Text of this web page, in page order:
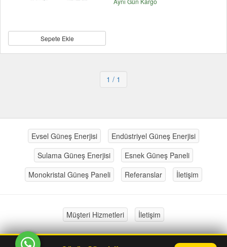
Sepete Ekle
1 / 1
Evsel Güneş Enerjisi
Endüstriyel Güneş Enerjisi
Sulama Güneş Enerjisi
Esnek Güneş Paneli
Monokristal Güneş Paneli
Referanslar İletişim
Müşteri Hizmetleri İletişim